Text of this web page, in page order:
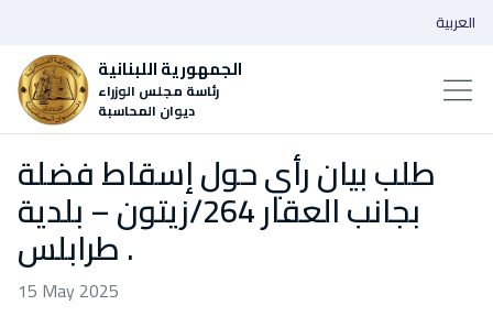
الجمهورية اللبنانية
رئاسة مجلس الوزراء
ديوان المحاسبة
العربية
طلب بيان رأي حول إسقاط فضلة
بجانب العقار 264/زيتون – بلدية
طرابلس .
15 May 2025